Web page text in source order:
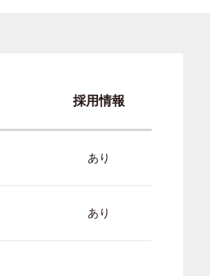
採用情報
あり
あり